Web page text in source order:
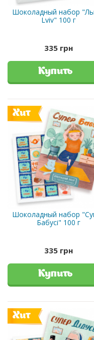
Шоколадный набор
Lviv" 100 г
335 грн
Купить
Хит
Шоколадный набор
Бабусі" 100 г
335 грн
Купить
Хит